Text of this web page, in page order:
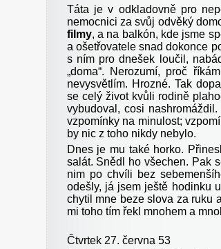
Táta je v odkladovně pro
nemocnici za svůj odvěký
filmy, a na balkón, kde jsme
a ošetřovatele snad dokonce
s ním pro dnešek loučil,
„doma“. Nerozumí, proč
nevysvětlím. Hrozné. Tak
se celý život kvůli rodině
vybudoval, cosi
vzpomínky na minulost;
by nic z toho nikdy nebylo.
Dnes je mu také horko.
salát. Snědl ho všechen. Pak
nim po chvíli bez
odešly, já jsem ještě hodinku
chytil mne beze slova za ruku
mi toho tím řekl mnohem a
Čtvrtek 27. června 53